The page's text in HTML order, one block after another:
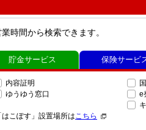
時間から検索できます。
内容証明
ゆうゆう窓口
はこぽす」設置場所はこちら
e
貯金サービス 保険サービ